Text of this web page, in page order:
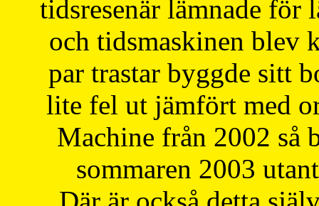
tidsresenär lämnade för
och tidsmaskinen blev
par trastar byggde sitt
lite fel ut jämfört med
Machine från 2002 så
sommaren 2003